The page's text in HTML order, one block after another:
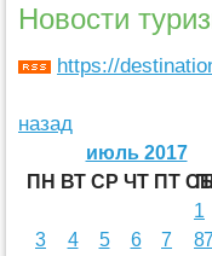
Новости
https://
назад
июль 2017
ПН ВТ СР ЧТ ПТ
1
3
4 5 6 7 87